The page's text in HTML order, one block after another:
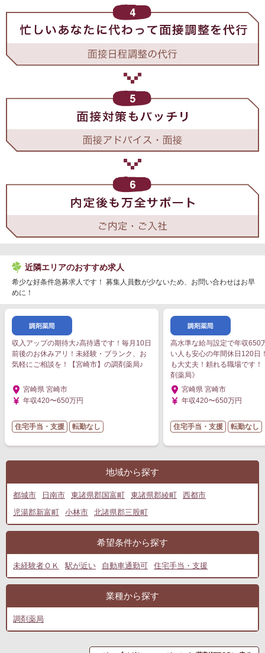
近隣エリアのおすすめ求人
希少な好条件急募求人です！ 募集人員数が少ないため、お問い合わせはお早
めに！
収入アップの期待大♪高待遇です！毎月10日
前後のお休みアリ！未経験・ブランク、お
気軽にご相談を！【宮崎市】の調剤薬局♪
宮崎県 宮崎市
年収420〜650万円
住宅手当・支援 転勤なし
高水準な給与設定で年収650
い人も安心の年間休日120日
も大丈夫！頼れる職場です
剤薬局》
宮崎県 宮崎市
年収420〜650万円
住宅手当・支援 転勤なし
地域から探す
都城市 日南市 東諸県郡国富町 東諸県郡綾町
西都市
児湯郡新富町
小林市 北諸県郡三股町
希望条件から探す
未経験者ＯＫ 駅が近い 自動車通勤可 住宅手当・支援
業種から探す
調剤薬局